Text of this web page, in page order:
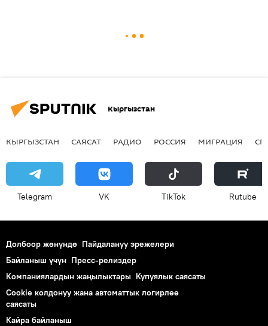
Кыргызстан
КЫРГЫЗСТАН САЯСАТ РАДИО РОССИЯ МИГРАЦИЯ
Telegram VK ТikТоk Rutube
Долбоор жөнүндө Пайдалануу эрежелери
Байланыш үчүн Пресс-релиздер
Компаниялардын жаңылыктары Купуялык саясаты
Cookie колдонуу жана автоматтык логирлөө
саясаты
Кайра байланыш